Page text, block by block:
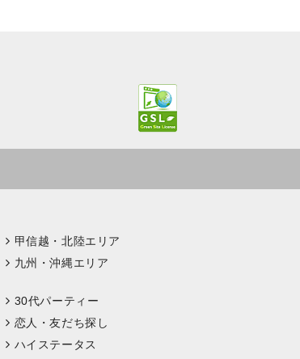
甲信越・北陸エリア
九州・沖縄エリア
30代パーティー
恋人・友だち探し
ハイステータス